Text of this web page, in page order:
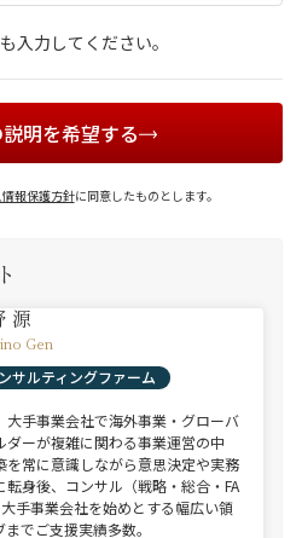
入力してください。
明を希望する
報保護方針に同意したものとします。
源
Gen
サルティングファーム
大手事業会社で海外事業・グローバ
ダーが複雑に関わる事業運営の中
常に意識しながら意思決定や実務
身後、コンサル（戦略・総合・FA
手事業会社を始めとする幅広い領
でご支援実績多数。